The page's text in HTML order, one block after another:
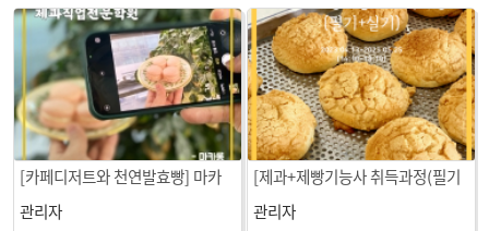
[카페디저트와 천연발효빵] 마카
롱
관리자
[제과+제빵기능사 취득과정(필기
+실기)] 소보로빵
관리자